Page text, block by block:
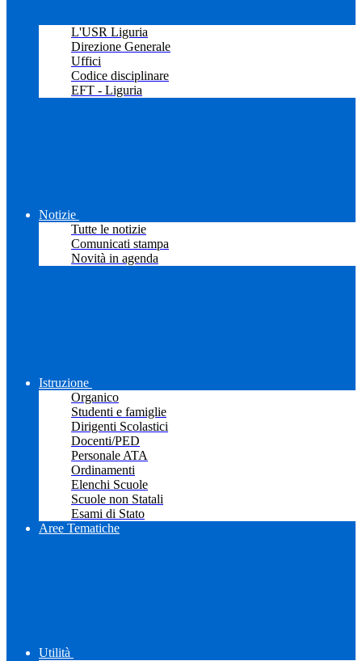
L'USR Liguria
Direzione Generale
Uffici
Codice disciplinare
EFT - Liguria
Notizie
Tutte le notizie
Comunicati stampa
Novità in agenda
Istruzione
Organico
Studenti e famiglie
Dirigenti Scolastici
Docenti/PED
Personale ATA
Ordinamenti
Elenchi Scuole
Scuole non Statali
Esami di Stato
Aree Tematiche
Utilità